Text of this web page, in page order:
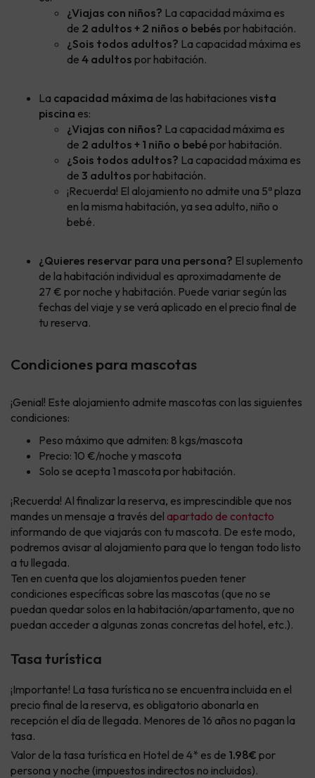
¿Viajas con niños? La capacidad máxima es
de 2 adultos + 2 niños o bebés por habitación.
¿Sois todos adultos? La capacidad máxima es
de 4 adultos por habitación.
La capacidad máxima de las habitaciones vista
piscina es:
¿Viajas con niños? La capacidad máxima es
de 2 adultos + 1 niño o bebépor habitación.
¿Sois todos adultos? La capacidad máxima es
de 3 adultos por habitación.
¡Recuerda! El alojamiento no admite una 5ª plaza
en la misma habitación, ya sea adulto, niño o
bebé.
¿Quieres reservar para una persona? El suplemento
de la habitación individual es aproximadamente de
27 € por noche y habitación. Puede variar según las
fechas del viaje y se verá aplicado en el precio final de
tu reserva.
Condiciones para mascotas
¡Genial! Este alojamiento admite mascotas con las siguientes
condiciones:
Peso máximo que admiten: 8 kgs/mascota
Precio: 10 €/noche y mascota
Solo se acepta 1 mascota por habitación.
¡Recuerda! Al finalizar la reserva, es imprescindible que nos
mandes un mensaje a través del apartado de contacto
informando de que viajarás con tu mascota. De este modo,
podremos avisar al alojamiento para que lo tengan todo listo
a tu llegada.
Ten en cuenta que los alojamientos pueden tener
condiciones específicas sobre las mascotas (que no se
puedan quedar solos en la habitación/apartamento, que no
puedan acceder a algunas zonas concretas del hotel, etc.).
Tasa turística
¡Importante! La tasa turística no se encuentra incluida en el
precio final de la reserva, es obligatorio abonarla en
recepción el día de llegada. Menores de 16 años no pagan la
tasa.
Valor de la tasa turística en Hotel de 4* es de 1.98€ por
persona y noche (impuestos indirectos no incluidos).